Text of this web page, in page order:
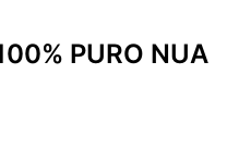
PURO NUA